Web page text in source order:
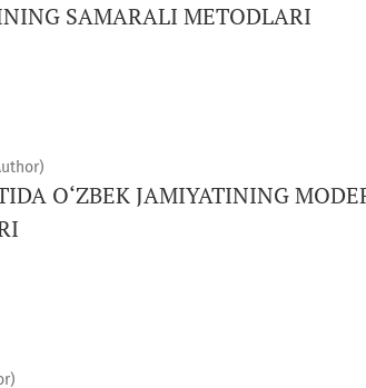
SAMARALI METODLARI
O‘ZBEK JAMIYATINING